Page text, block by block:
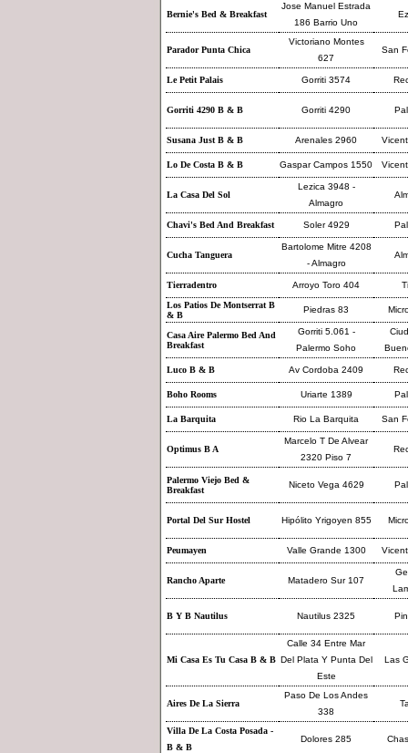
Bernie's Bed & Breakfast
Jose Manuel Estrada
186 Barrio Uno
Parador Punta Chica
Victoriano Montes
627
San
Le Petit Palais Gorriti 3574
Gorriti 4290 B & B Gorriti 4290
Susana Just B & B Arenales 2960
Lo De Costa B & B Gaspar Campos 1550
La Casa Del Sol
Lezica 3948 -
Almagro
Chavi's Bed And Breakfast Soler 4929
Cucha Tanguera
Bartolome Mitre 4208
- Almagro
Tierradentro Arroyo Toro 404
Los Patios De Montserrat B
& B
Piedras 83
Casa Aire Palermo Bed And
Breakfast
Gorriti 5.061 -
Palermo Soho
Luco B & B Av Cordoba 2409
Boho Rooms Uriarte 1389
La Barquita Rio La Barquita San
Optimus B A
Marcelo T De Alvear
2320 Piso 7
Palermo Viejo Bed &
Breakfast
Niceto Vega 4629
Portal Del Sur Hostel Hipólito Yrigoyen 855
Peumayen Valle Grande 1300
Rancho Aparte Matadero Sur 107
B Y B Nautilus Nautilus 2325
Mi Casa Es Tu Casa B & B
Calle 34 Entre Mar
Del Plata Y Punta Del
Este
Las
Aires De La Sierra
Paso De Los Andes
338
Villa De La Costa Posada -
B & B
Dolores 285